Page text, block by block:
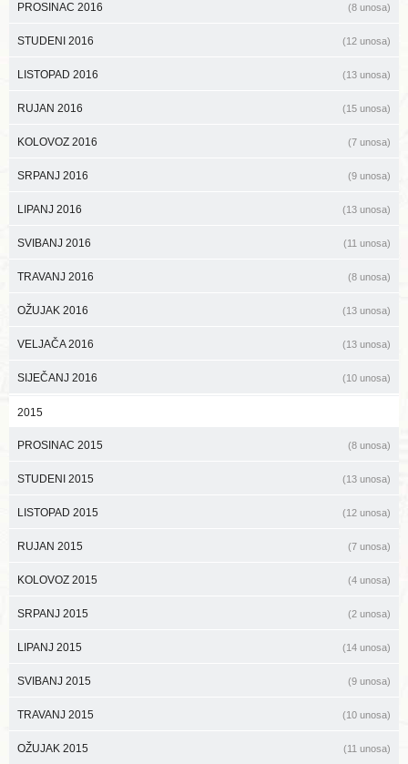
PROSINAC 2016 (8 unosa)
STUDENI 2016 (12 unosa)
LISTOPAD 2016 (13 unosa)
RUJAN 2016 (15 unosa)
KOLOVOZ 2016 (7 unosa)
SRPANJ 2016 (9 unosa)
LIPANJ 2016 (13 unosa)
SVIBANJ 2016 (11 unosa)
TRAVANJ 2016 (8 unosa)
OŽUJAK 2016 (13 unosa)
VELJAČA 2016 (13 unosa)
SIJEČANJ 2016 (10 unosa)
2015
PROSINAC 2015 (8 unosa)
STUDENI 2015 (13 unosa)
LISTOPAD 2015 (12 unosa)
RUJAN 2015 (7 unosa)
KOLOVOZ 2015 (4 unosa)
SRPANJ 2015 (2 unosa)
LIPANJ 2015 (14 unosa)
SVIBANJ 2015 (9 unosa)
TRAVANJ 2015 (10 unosa)
OŽUJAK 2015 (11 unosa)